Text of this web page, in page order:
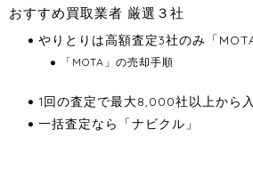
おすすめ買取業者 厳選３社
やりとりは高額査定3社のみ「MOTA
「MOTA」の売却手順
1回の査定で最大8,000社以上から
一括査定なら「ナビクル」